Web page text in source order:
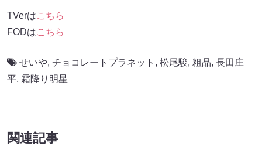
TVerはこちら
FODはこちら
せいや, チョコレートプラネット , 松尾駿, 粗品, 長田庄
平, 霜降り明星
関連記事